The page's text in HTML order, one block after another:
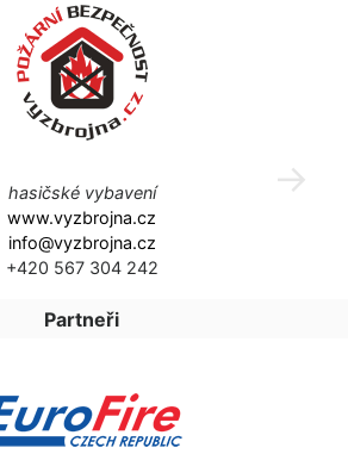
hasičské vybavení
www.vyzbrojna.cz
info@vyzbrojna.cz
+420 567 304 242
Partneři